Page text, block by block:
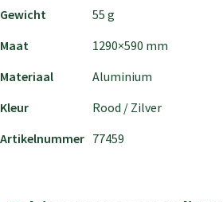
Gewicht
55 g
Maat
1290×590 mm
Materiaal
Aluminium
Kleur
Rood / Zilver
Artikelnummer 77459